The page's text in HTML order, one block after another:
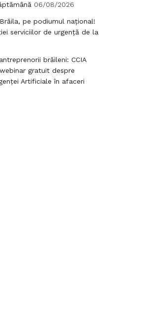
06/08/2026
pe podiumul național!
serviciilor de urgență de la
brăileni: CCIA
gratuit despre
Artificiale în afaceri